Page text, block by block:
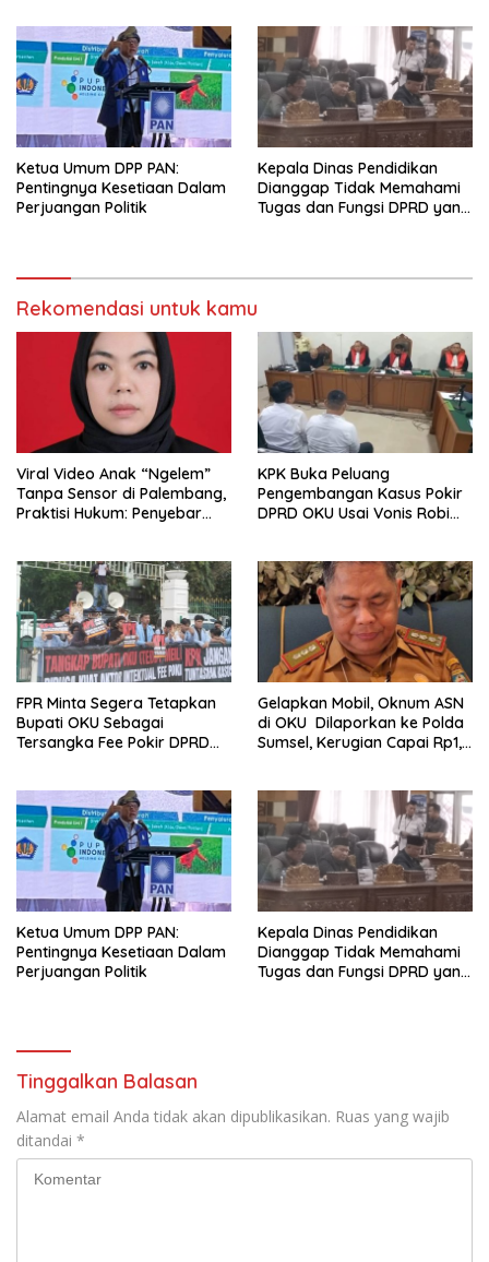
Ketua Umum DPP PAN:
Pentingnya Kesetiaan Dalam
Perjuangan Politik
Kepala Dinas Pendidikan
Dianggap Tidak Memahami
Tugas dan Fungsi DPRD yang
Rekomendasi untuk kamu
Viral Video Anak “Ngelem”
Tanpa Sensor di Palembang,
Praktisi Hukum: Penyebar
KPK Buka Peluang
Pengembangan Kasus Pokir
DPRD OKU Usai Vonis Robi
FPR Minta Segera Tetapkan
Bupati OKU Sebagai
Tersangka Fee Pokir DPRD
Gelapkan Mobil, Oknum ASN
di OKU Dilaporkan ke Polda
Sumsel, Kerugian Capai Rp1,2
Ketua Umum DPP PAN:
Pentingnya Kesetiaan Dalam
Perjuangan Politik
Kepala Dinas Pendidikan
Dianggap Tidak Memahami
Tugas dan Fungsi DPRD yang
Tinggalkan Balasan
Alamat email Anda tidak akan dipublikasikan. Ruas yang wajib
ditandai *